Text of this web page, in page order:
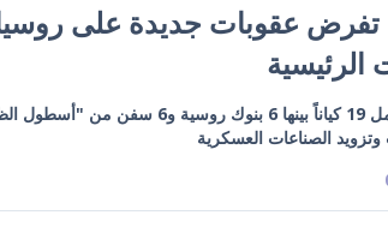
تفرض عقوبات جديدة على
الرئيسية
العقوبات تشمل 19 كياناً بينها 6 بنوك
الصناعات العسكرية